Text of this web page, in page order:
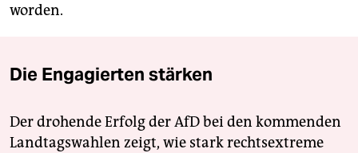
worden.
Die Engagierten stärken
Der drohende Erfolg der AfD bei den kommenden
Landtagswahlen zeigt, wie stark rechtsextreme